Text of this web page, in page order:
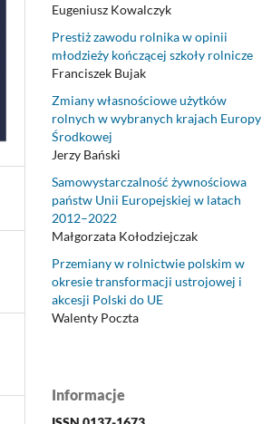
Eugeniusz Kowalczyk
Prestiż zawodu rolnika w opinii
młodzieży kończącej szkoły rolnicze
Franciszek Bujak
Zmiany własnościowe użytków
rolnych w wybranych krajach Europy
Środkowej
Jerzy Bański
Samowystarczalność żywnościowa
państw Unii Europejskiej w latach
2012–2022
Małgorzata Kołodziejczak
Przemiany w rolnictwie polskim w
okresie transformacji ustrojowej i
akcesji Polski do UE
Walenty Poczta
Informacje